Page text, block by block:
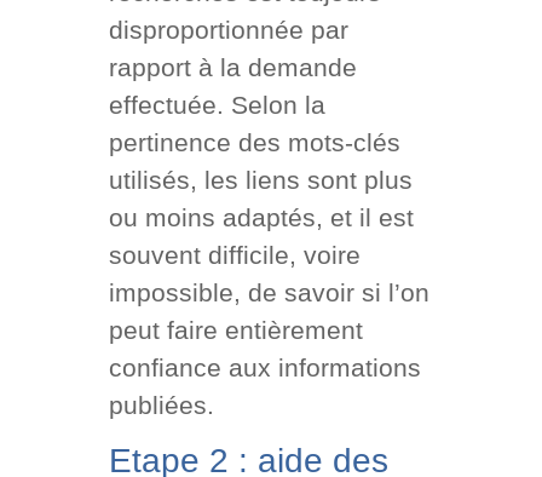
disproportionnée par
rapport à la demande
effectuée. Selon la
pertinence des mots-clés
utilisés, les liens sont plus
ou moins adaptés, et il est
souvent difficile, voire
impossible, de savoir si l’on
peut faire entièrement
confiance aux informations
publiées.
Etape 2 : aide des